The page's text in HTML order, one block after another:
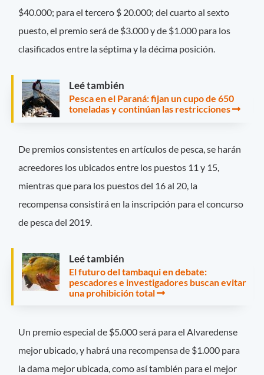
$40.000; para el tercero $ 20.000; del cuarto al sexto
puesto, el premio será de $3.000 y de $1.000 para los
clasificados entre la séptima y la décima posición.
Leé también
Pesca en el Paraná: fijan un cupo de 650
toneladas y continúan las restricciones
De premios consistentes en artículos de pesca, se harán
acreedores los ubicados entre los puestos 11 y 15,
mientras que para los puestos del 16 al 20, la
recompensa consistirá en la inscripción para el concurso
de pesca del 2019.
Leé también
El futuro del tambaqui en debate:
pescadores e investigadores buscan evitar
una prohibición total
Un premio especial de $5.000 será para el Alvaredense
mejor ubicado, y habrá una recompensa de $1.000 para
la dama mejor ubicada, como así también para el mejor